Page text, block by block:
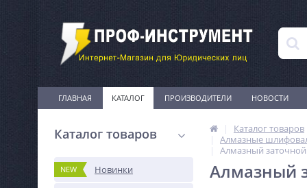
ГЛАВНАЯ КАТАЛОГ ПРОИЗВОДИТЕЛИ НОВОСТИ
Каталог товаров
NEW Новинки
Каталог товаров
Алмазные
Алмазный
Алмазный